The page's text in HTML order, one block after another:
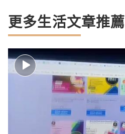
更多生活文章推薦